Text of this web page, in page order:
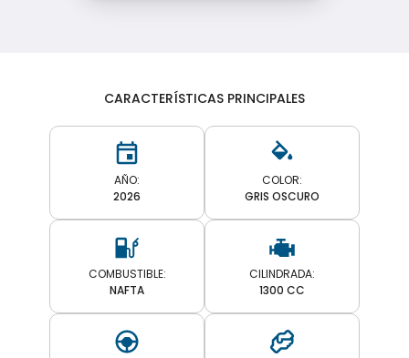
CARACTERÍSTICAS PRINCIPALES
AÑO:
2026
COLOR:
GRIS OSCURO
COMBUSTIBLE:
NAFTA
CILINDRADA:
1300 CC